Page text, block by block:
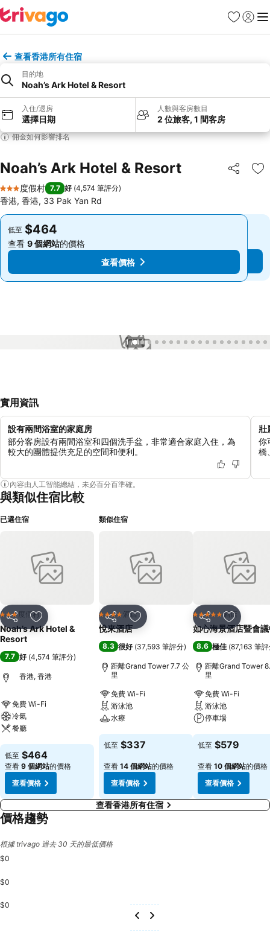
收藏夾
登入 選
查看香港所有住宿
目的地
Noah’s Ark Hotel & Resort
入住/退房
選擇日期
人數與客房數目
2 位旅客, 1 間客房
佣金如何影響排名
Noah’s Ark Hotel & Resort 分享
放
3 星級
度假村 7.7 好 (4,574 筆評分)
香港, 香港, 33 Pak Yan Rd
低至 $464
查看 9 個網站的價格
查看價格
低至 $464
查看 9 個網站的價格
查看價格
1 / 44
實用資訊
設有兩間浴室的家庭房
部分客房設有兩間浴室和四個洗手盆，非常適合家庭入住，為
較大的團體提供充足的空間和便利。
壯
你
橋
內容由人工智能總結，未必百分百準確。
與類似住宿比較
已選住宿
分享 放到收藏夾
3 星級度假村
Noah’s Ark Hotel &
Resort
7.7 好 (4,574 筆評分)
香港, 香港
免費 Wi-Fi
冷氣
餐廳
查看價格
低至 $464
查看 9 個網站的價格
查看價格
類似住宿
分享 放到收藏夾
4 星級 酒店
悅來酒店
8.3 很好 (37,593 筆評分)
距離Grand Tower 7.7 公
里
免費 Wi-Fi
游泳池
水療
查看價格
低至 $337
查看 14 個網站的價格
查看價格
分享 放到收藏
5 星級 酒店
如心海景酒店暨會
8.6 極佳 (87,163 筆
距離Grand Tower
里
免費 Wi-Fi
游泳池
停車場
查看價格
低至 $579
查看 10 個網站的價格
查看價格
查看香港所有住宿
價格趨勢
根據 trivago 過去 30 天的最低價格
$0
$0
$0